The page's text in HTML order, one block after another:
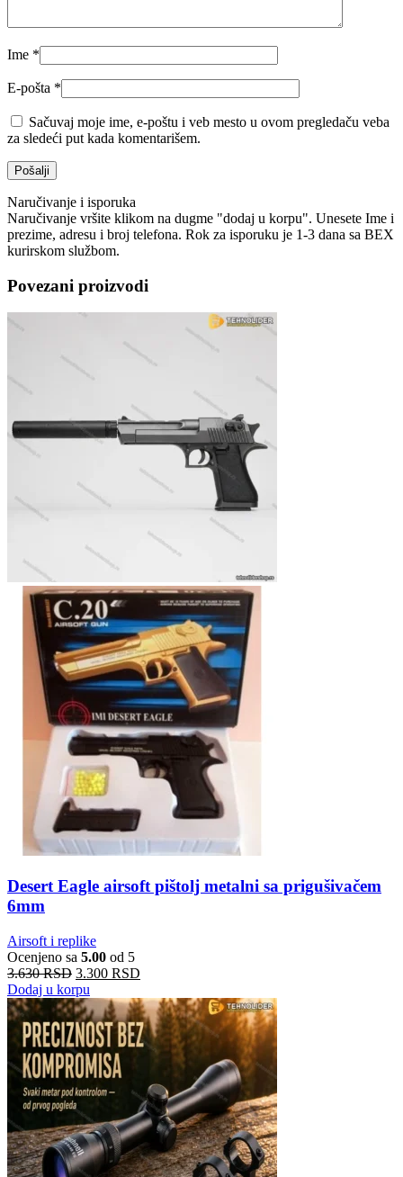
Ime *
E-pošta *
Sačuvaj moje ime, e-poštu i veb mesto u ovom pregledaču veba
za sledeći put kada komentarišem.
Naručivanje i isporuka
Naručivanje vršite klikom na dugme "dodaj u korpu". Unesete Ime i
prezime, adresu i broj telefona. Rok za isporuku je 1-3 dana sa BEX
kurirskom službom.
Povezani proizvodi
Desert Eagle airsoft pištolj metalni sa prigušivačem
6mm
Airsoft i replike
Ocenjeno sa 5.00 od 5
3.630RSD 3.300 RSD
Dodaj u korpu